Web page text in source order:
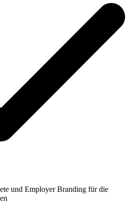
und Employer Branding für die